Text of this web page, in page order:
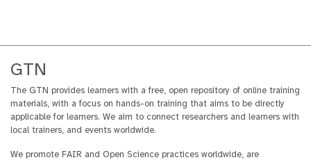
GTN
The GTN provides learners with a free, open repository of online training
materials, with a focus on hands-on training that aims to be directly
applicable for learners. We aim to connect researchers and learners with
local trainers, and events worldwide.
We promote FAIR and Open Science practices worldwide, are